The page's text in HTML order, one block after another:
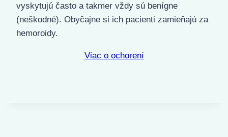
vyskytujú často a takmer vždy sú benígne
(neškodné). Obyčajne si ich pacienti zamieňajú za
hemoroidy.
Viac o ochorení